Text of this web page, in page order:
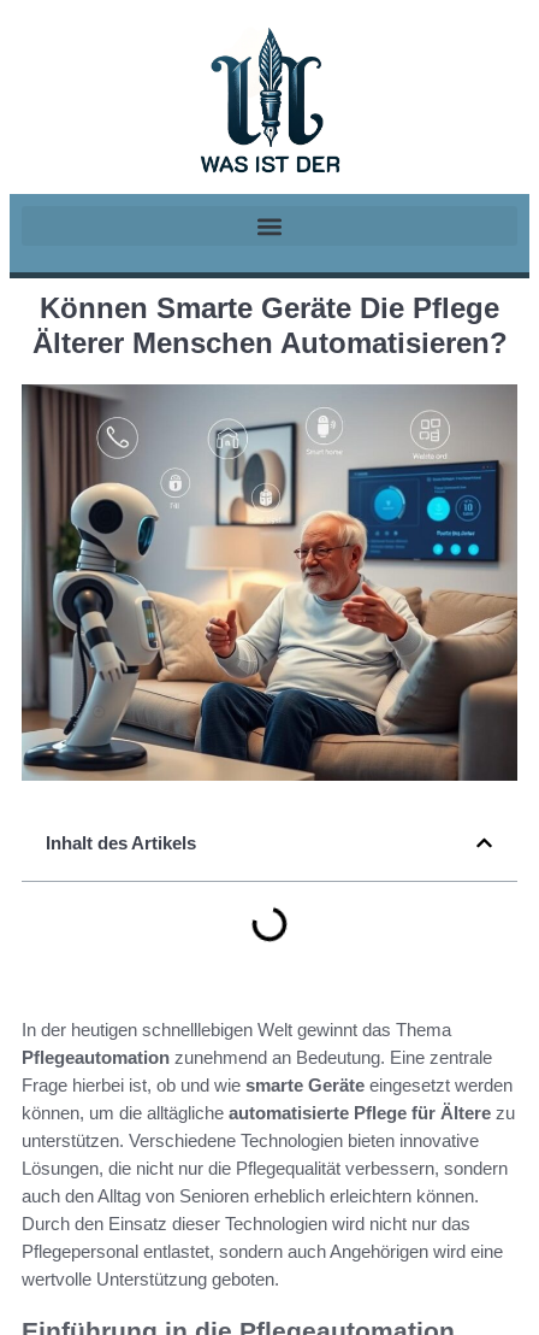
Können Smarte Geräte Die Pflege
Älterer Menschen Automatisieren?
Inhalt des Artikels
In der heutigen schnelllebigen Welt gewinnt das Thema
Pflegeautomation zunehmend an Bedeutung. Eine zentrale
Frage hierbei ist, ob und wie smarte Geräte eingesetzt werden
können, um die alltägliche automatisierte Pflege für Ältere zu
unterstützen. Verschiedene Technologien bieten innovative
Lösungen, die nicht nur die Pflegequalität verbessern, sondern
auch den Alltag von Senioren erheblich erleichtern können.
Durch den Einsatz dieser Technologien wird nicht nur das
Pflegepersonal entlastet, sondern auch Angehörigen wird eine
wertvolle Unterstützung geboten.